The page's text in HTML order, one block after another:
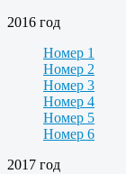
2016 год
Номер 1
Номер 2
Номер 3
Номер 4
Номер 5
Номер 6
2017 год